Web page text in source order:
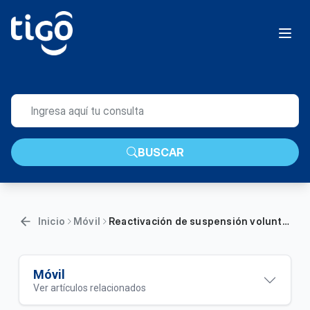
BUSCAR
Inicio Móvil Reactivación de suspensión voluntaria de tu línea | Móvil
Móvil
Ver artículos relacionados